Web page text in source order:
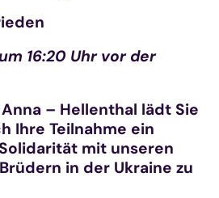
16:20 Uhr vor der
– Hellenthal lädt Sie
Ihre Teilnahme ein
mit unseren
in der Ukraine zu